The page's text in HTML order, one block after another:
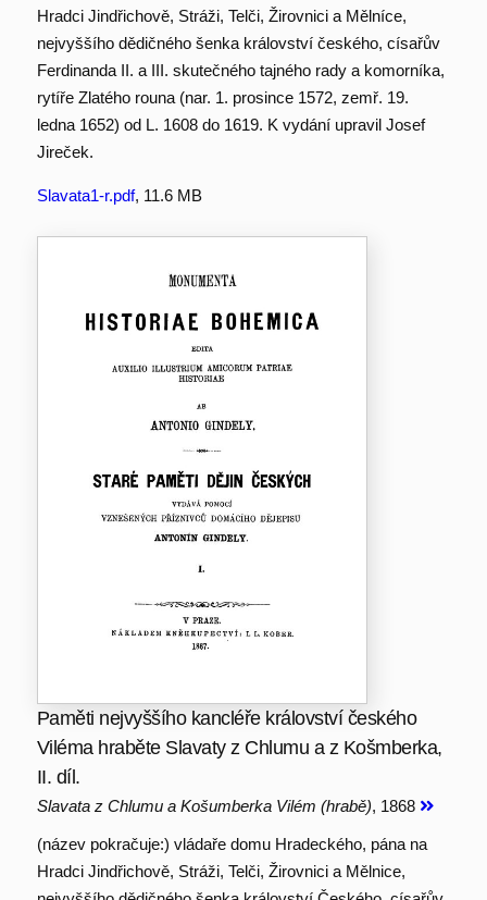
Hradci Jindřichově, Stráži, Telči, Žirovnici a Mělníce,
nejvyššího dědičného šenka království českého, císařův
Ferdinanda II. a III. skutečného tajného rady a komorníka,
rytíře Zlatého rouna (nar. 1. prosince 1572, zemř. 19.
ledna 1652) od L. 1608 do 1619. K vydání upravil Josef
Jireček.
Slavata1-r.pdf, 11.6 MB
Paměti nejvyššího kancléře království českého
Viléma hraběte Slavaty z Chlumu a z Košmberka,
II. díl.
Slavata z Chlumu a Košumberka Vilém (hrabě), 1868
(název pokračuje:) vládaře domu Hradeckého, pána na
Hradci Jindřichově, Stráži, Telči, Žirovnici a Mělnice,